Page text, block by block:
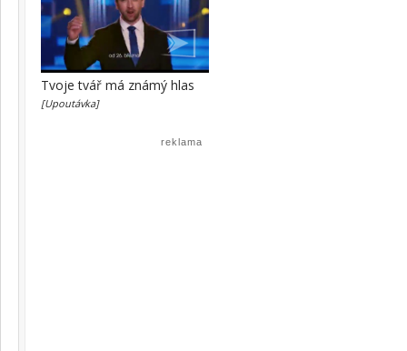
Tvoje tvář má známý hlas
[Upoutávka]
reklama